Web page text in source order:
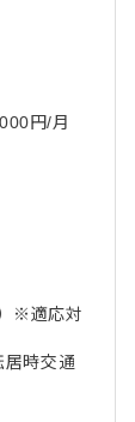
円/月
※適応対
居時交通